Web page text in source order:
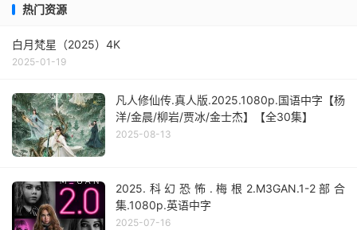
热门资源
白月梵星（2025）4K
2025-01-19
凡人修仙传.真人版.2025.1080p.国语中字【杨
洋/金晨/柳岩/贾冰/金士杰】【全30集】
2025-08-13
2025.科幻恐怖.梅根2.M3GAN.1-2部合
集.1080p.英语中字
2025-07-16